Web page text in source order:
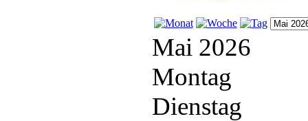
Mai 2026
Montag
Dienstag